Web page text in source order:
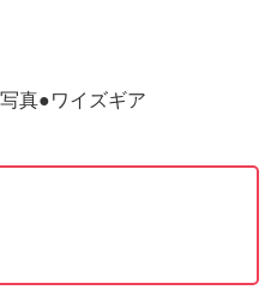
真●ワイズギア